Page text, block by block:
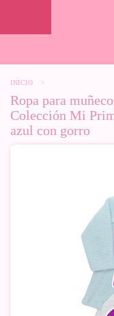
INICIO >
Ropa para
Colección Mi
azul con gorro